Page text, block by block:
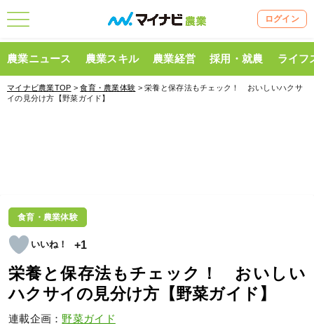
ログイン
農業ニュース 農業スキル 農業経営 採用・就農 ライフ
マイナビ農業TOP >食育・農業体験 > 栄養と保存法もチェック！ おいしいハクサ
イの見分け方【野菜ガイド】
食育・農業体験
+1
栄養と保存法もチェック！ おいしい
ハクサイの見分け方【野菜ガイド】
連載企画： 野菜ガイド